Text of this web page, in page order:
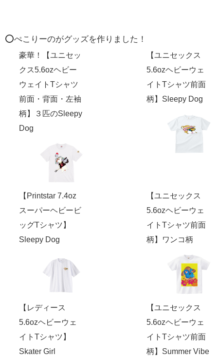
⭕️ぺこりーのがグッズを作りました！
豪華！【ユニセッ
クス5.6ozヘビー
ウェイトTシャツ
前面・背面・左袖
柄】３匹のSleepy
Dog
【ユニセックス
5.6ozヘビーウェ
イトTシャツ前面
柄】Sleepy Dog
【Printstar 7.4oz
スーパーヘビービ
ッグTシャツ】
Sleepy Dog
【ユニセックス
5.6ozヘビーウェ
イトTシャツ前面
柄】ワンコ柄
【レディース
5.6ozヘビーウェ
イトTシャツ】
Skater Girl
【ユニセックス
5.6ozヘビーウェ
イトTシャツ前面
柄】Summer Vibe